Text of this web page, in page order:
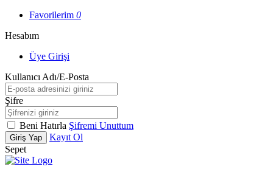
Favorilerim 0
Hesabım
Üye Girişi
Kullanıcı Adı/E-Posta
Şifre
Beni Hatırla Şifremi Unuttum
Giriş Yap
Kayıt Ol
Sepet